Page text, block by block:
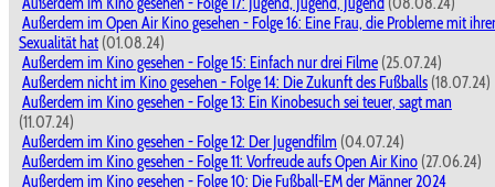
Außerdem im Open Air Kino gesehen - Folge 16: Eine Frau, die Probleme mit ihrer
Sexualität hat (01.08.24)
Außerdem im Kino gesehen - Folge 15: Einfach nur drei Filme (25.07.24)
Außerdem nicht im Kino gesehen - Folge 14: Die Zukunft des Fußballs (18.07.24)
Außerdem im Kino gesehen - Folge 13: Ein Kinobesuch sei teuer, sagt man
(11.07.24)
Außerdem im Kino gesehen - Folge 12: Der Jugendfilm (04.07.24)
Außerdem im Kino gesehen - Folge 11: Vorfreude aufs Open Air Kino (27.06.24)
Außerdem im Kino gesehen - Folge 10: Die Fußball-EM der Männer 2024